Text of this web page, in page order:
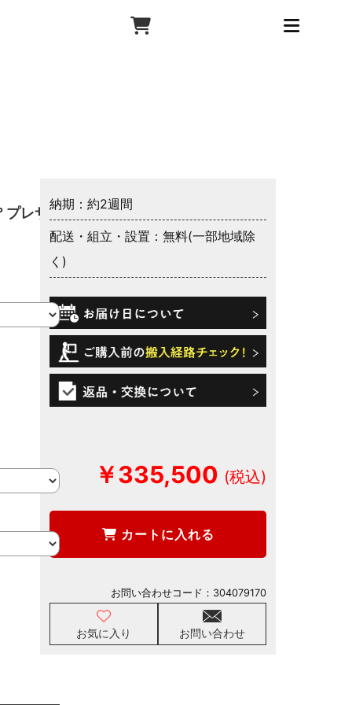
レサ
納期：約2週間
配送・組立・設置：無料(一部地域除
く)
￥335,500
カートに入れる
お気に入り お問い合わせ
お問い合わせコード： 304079170